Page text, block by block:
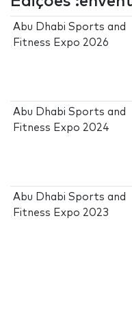
Abu Dhabi Sports and
Fitness Expo 2026
Abu Dhabi Sports and
Fitness Expo 2024
Abu Dhabi Sports and
Fitness Expo 2023